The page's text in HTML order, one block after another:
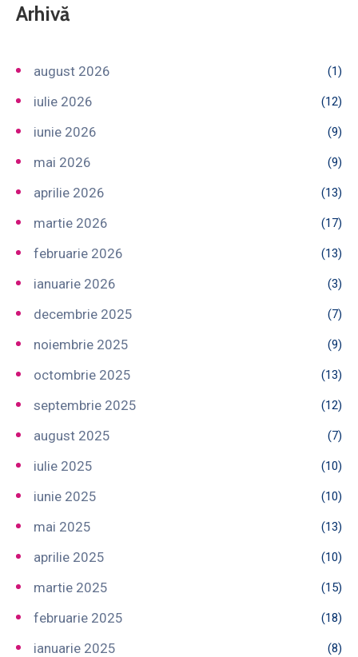
Arhivă
august 2026 (1)
iulie 2026 (12)
iunie 2026 (9)
mai 2026 (9)
aprilie 2026 (13)
martie 2026 (17)
februarie 2026 (13)
ianuarie 2026 (3)
decembrie 2025 (7)
noiembrie 2025 (9)
octombrie 2025 (13)
septembrie 2025 (12)
august 2025 (7)
iulie 2025 (10)
iunie 2025 (10)
mai 2025 (13)
aprilie 2025 (10)
martie 2025 (15)
februarie 2025 (18)
ianuarie 2025 (8)